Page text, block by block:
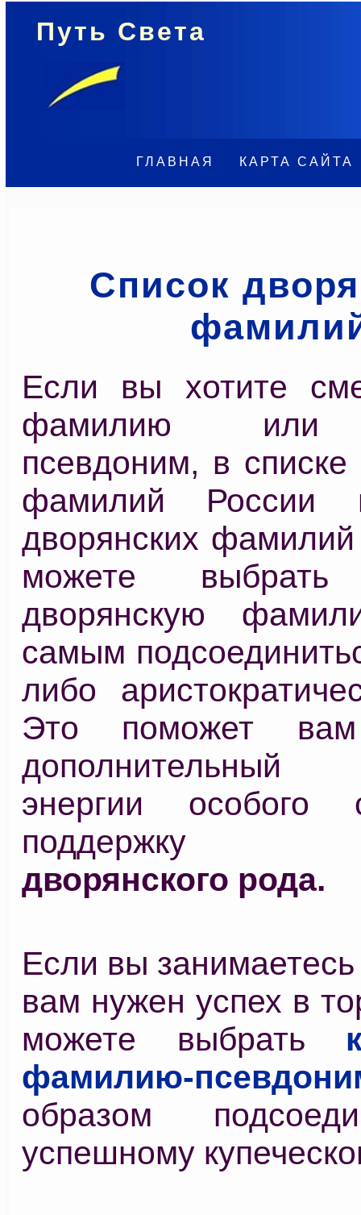
Путь Света
ГЛАВНАЯ КАРТА САЙТА
Список
Если вы хотите
фамилию или
псевдоним, в списке
фамилий России
дворянских
можете выбрать
дворянскую
самым
либо
Это поможет вам
дополнительный
энергии особого
поддержку
дворянского рода.
Если вы
вам нужен успех в
можете выбрать
фамилию-
образом
успешному